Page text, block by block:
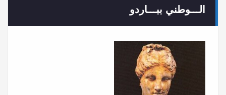
الـــوطني ببـــاردو